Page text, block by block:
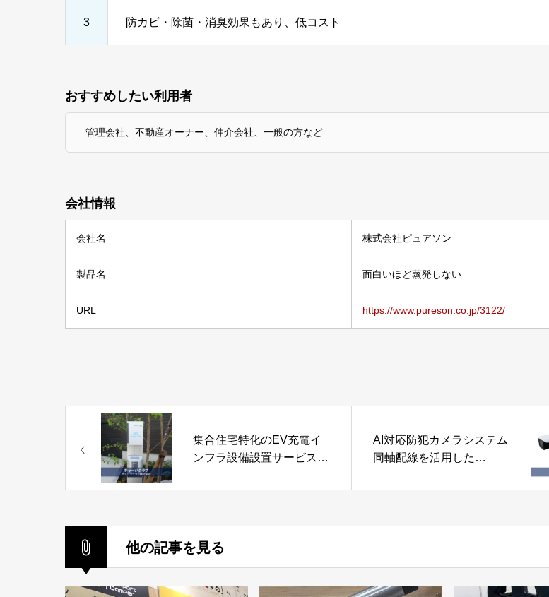
3 防カビ・除菌・消臭効果もあり、低コスト
おすすめしたい利用者
管理会社、不動産オーナー、仲介会社、一般の方など
会社情報
会社名 株式会社ピュアソン
製品名 面白いほど蒸発しない
URL https://www.pureson.co.jp/3122/
集合住宅特化のEV充電イ
ンフラ設備設置サービス
ジクラブ株式会社
AI対応防犯カメラシステム
同軸配線を活用した
ル株式会社NSK
他の記事を見る